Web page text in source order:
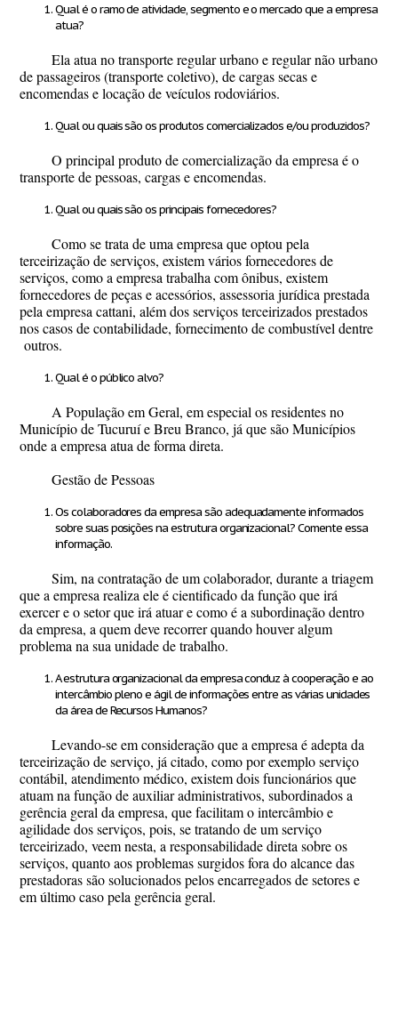
Qual é o ramo de atividade, segmento e o mercado que a empresa
atua?
Ela atua no transporte regular urbano e regular não urbano
de passageiros (transporte coletivo), de cargas secas e
encomendas e locação de veículos rodoviários.
Qual ou quais são os produtos comercializados e/ou produzidos?
O principal produto de comercialização da empresa é o
transporte de pessoas, cargas e encomendas.
Qual ou quais são os principais fornecedores?
Como se trata de uma empresa que optou pela
terceirização de serviços, existem vários fornecedores de
serviços, como a empresa trabalha com ônibus, existem
fornecedores de peças e acessórios, assessoria jurídica prestada
pela empresa cattani, além dos serviços terceirizados prestados
nos casos de contabilidade, fornecimento de combustível dentre
outros.
Qual é o público alvo?
A População em Geral, em especial os residentes no
Município de Tucuruí e Breu Branco, já que são Municípios
onde a empresa atua de forma direta.
Gestão de Pessoas
Os colaboradores da empresa são adequadamente informados
sobre suas posições na estrutura organizacional? Comente essa
informação.
Sim, na contratação de um colaborador, durante a triagem
que a empresa realiza ele é cientificado da função que irá
exercer e o setor que irá atuar e como é a subordinação dentro
da empresa, a quem deve recorrer quando houver algum
problema na sua unidade de trabalho.
A estrutura organizacional da empresa conduz à cooperação e ao
intercâmbio pleno e ágil de informações entre as várias unidades
da área de Recursos Humanos?
Levando-se em consideração que a empresa é adepta da
terceirização de serviço, já citado, como por exemplo serviço
contábil, atendimento médico, existem dois funcionários que
atuam na função de auxiliar administrativos, subordinados a
gerência geral da empresa, que facilitam o intercâmbio e
agilidade dos serviços, pois, se tratando de um serviço
terceirizado, veem nesta, a responsabilidade direta sobre os
serviços, quanto aos problemas surgidos fora do alcance das
prestadoras são solucionados pelos encarregados de setores e
em último caso pela gerência geral.